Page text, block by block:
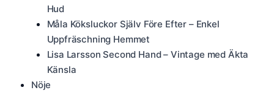
Hud
Måla Köksluckor Själv Före Efter – Enkel
Uppfräschning Hemmet
Lisa Larsson Second Hand – Vintage med Äkta
Känsla
Nöje